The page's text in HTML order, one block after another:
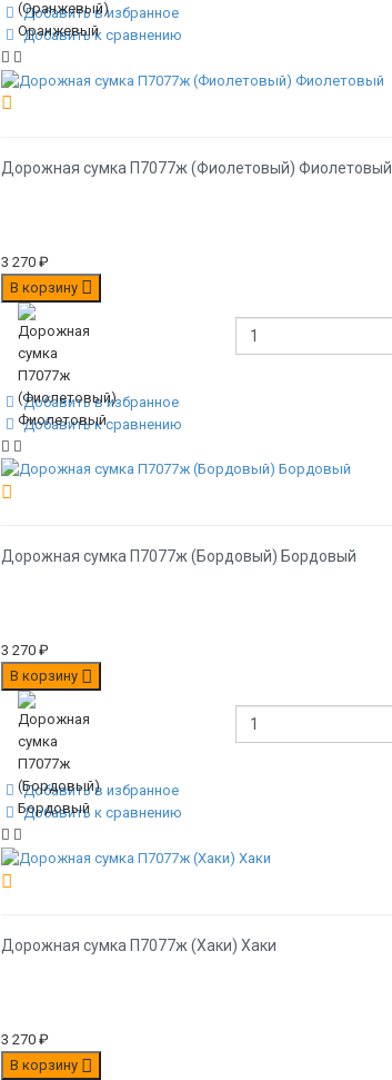
Добавить в избранное
Добавить к сравнению
Дорожная сумка П7077ж (Фиолетовый) Фиолетовый
3 270 ₽
В корзину
Добавить в избранное
Добавить к сравнению
Дорожная сумка П7077ж (Бордовый) Бордовый
3 270 ₽
В корзину
Добавить в избранное
Добавить к сравнению
Дорожная сумка П7077ж (Хаки) Хаки
3 270 ₽
В корзину